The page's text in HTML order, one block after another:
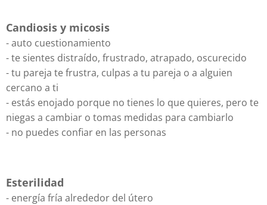
Candiosis y micosis
- auto cuestionamiento
- te sientes distraído, frustrado, atrapado, oscurecido
- tu pareja te frustra, culpas a tu pareja o a alguien
cercano a ti
- estás enojado porque no tienes lo que quieres, pero te
niegas a cambiar o tomas medidas para cambiarlo
- no puedes confiar en las personas
Esterilidad
- energía fría alrededor del útero